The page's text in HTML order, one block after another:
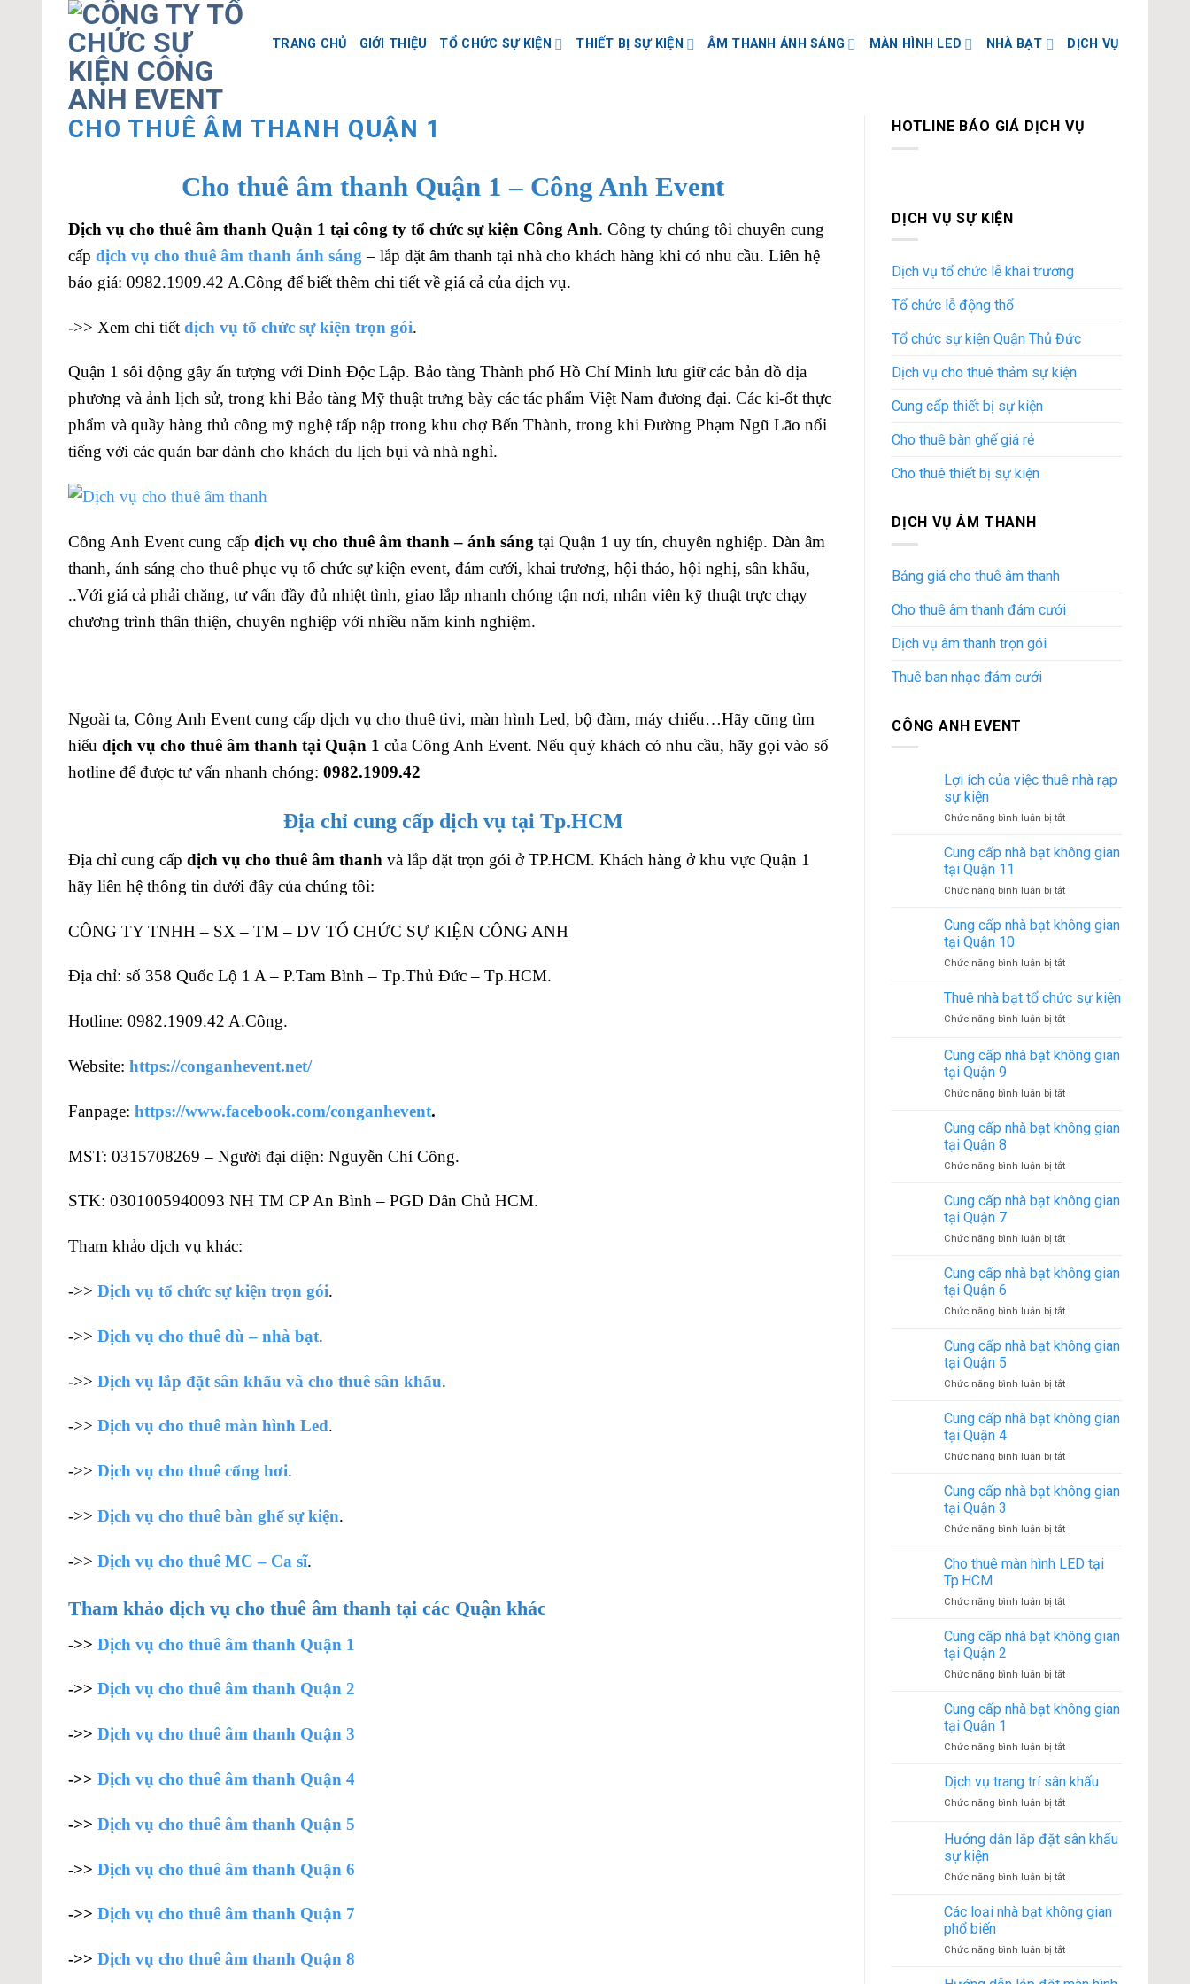
content
TRANG CHỦ GIỚI THIỆU TỔ CHỨC SỰ KIỆN THIẾT BỊ SỰ KIỆN ÂM THANH ÁNH SÁNG MÀN HÌNH LED NHÀ BẠT DỊCH VỤ
CHO THUÊ ÂM THANH QUẬN 1
Cho thuê âm thanh Quận 1 – Công Anh Event
Dịch vụ cho thuê âm thanh Quận 1 tại công ty tổ chức sự kiện Công Anh. Công ty chúng tôi chuyên cung
cấp dịch vụ cho thuê âm thanh ánh sáng – lắp đặt âm thanh tại nhà cho khách hàng khi có nhu cầu. Liên hệ
báo giá: 0982.1909.42 A.Công để biết thêm chi tiết về giá cả của dịch vụ.
->> Xem chi tiết dịch vụ tổ chức sự kiện trọn gói.
Quận 1 sôi động gây ấn tượng với Dinh Độc Lập. Bảo tàng Thành phố Hồ Chí Minh lưu giữ các bản đồ địa
phương và ảnh lịch sử, trong khi Bảo tàng Mỹ thuật trưng bày các tác phẩm Việt Nam đương đại. Các ki-ốt thực
phẩm và quầy hàng thủ công mỹ nghệ tấp nập trong khu chợ Bến Thành, trong khi Đường Phạm Ngũ Lão nổi
tiếng với các quán bar dành cho khách du lịch bụi và nhà nghỉ.
Công Anh Event cung cấp dịch vụ cho thuê âm thanh – ánh sáng tại Quận 1 uy tín, chuyên nghiệp. Dàn âm
thanh, ánh sáng cho thuê phục vụ tổ chức sự kiện event, đám cưới, khai trương, hội thảo, hội nghị, sân khấu,
..Với giá cả phải chăng, tư vấn đầy đủ nhiệt tình, giao lắp nhanh chóng tận nơi, nhân viên kỹ thuật trực chạy
chương trình thân thiện, chuyên nghiệp với nhiều năm kinh nghiệm.
Ngoài ta, Công Anh Event cung cấp dịch vụ cho thuê tivi, màn hình Led, bộ đàm, máy chiếu…Hãy cũng tìm
hiểu dịch vụ cho thuê âm thanh tại Quận 1 của Công Anh Event. Nếu quý khách có nhu cầu, hãy gọi vào số
hotline để được tư vấn nhanh chóng: 0982.1909.42
Địa chỉ cung cấp dịch vụ tại Tp.HCM
Địa chỉ cung cấp dịch vụ cho thuê âm thanh và lắp đặt trọn gói ở TP.HCM. Khách hàng ở khu vực Quận 1
hãy liên hệ thông tin dưới đây của chúng tôi:
CÔNG TY TNHH – SX – TM – DV TỔ CHỨC SỰ KIỆN CÔNG ANH
Địa chỉ: số 358 Quốc Lộ 1 A – P.Tam Bình – Tp.Thủ Đức – Tp.HCM.
Hotline: 0982.1909.42 A.Công.
Website: https://conganhevent.net/
Fanpage: https://www.facebook.com/conganhevent.
MST: 0315708269 – Người đại diện: Nguyễn Chí Công.
STK: 0301005940093 NH TM CP An Bình – PGD Dân Chủ HCM.
Tham khảo dịch vụ khác:
->> Dịch vụ tổ chức sự kiện trọn gói.
->> Dịch vụ cho thuê dù – nhà bạt.
->> Dịch vụ lắp đặt sân khấu và cho thuê sân khấu.
->> Dịch vụ cho thuê màn hình Led.
->> Dịch vụ cho thuê cổng hơi.
->> Dịch vụ cho thuê bàn ghế sự kiện.
->> Dịch vụ cho thuê MC – Ca sĩ.
Tham khảo dịch vụ cho thuê âm thanh tại các Quận khác
->> Dịch vụ cho thuê âm thanh Quận 1
->> Dịch vụ cho thuê âm thanh Quận 2
->> Dịch vụ cho thuê âm thanh Quận 3
->> Dịch vụ cho thuê âm thanh Quận 4
->> Dịch vụ cho thuê âm thanh Quận 5
->> Dịch vụ cho thuê âm thanh Quận 6
->> Dịch vụ cho thuê âm thanh Quận 7
->> Dịch vụ cho thuê âm thanh Quận 8
HOTLINE BÁO GIÁ DỊCH VỤ
DỊCH VỤ SỰ KIỆN
Dịch vụ tổ chức lễ khai trương
Tổ chức lễ động thổ
Tổ chức sự kiện Quận Thủ Đức
Dịch vụ cho thuê thảm sự kiện
Cung cấp thiết bị sự kiện
Cho thuê bàn ghế giá rẻ
Cho thuê thiết bị sự kiện
DỊCH VỤ ÂM THANH
Bảng giá cho thuê âm thanh
Cho thuê âm thanh đám cưới
Dịch vụ âm thanh trọn gói
Thuê ban nhạc đám cưới
CÔNG ANH EVENT
Lợi ích của việc thuê nhà rạp
sự kiện
Chức năng bình luận bị tắtở
ích
thuê
rạp
Cung cấp nhà bạt không gian
tại Quận 11
Chức năng bình luận bị tắtở
cấp
không
tại
11
Cung cấp nhà bạt không gian
tại Quận 10
Chức năng bình luận bị tắtở
cấp
bạt
gian
10
Thuê nhà bạt tổ chức sự kiện
Chức năng bình luận bị tắtở
nhà
bạt
chức
kiện
Cung cấp nhà bạt không gian
tại Quận 9
Chức năng bình luận bị tắtở
cấp
không
tại
Cung cấp nhà bạt không gian
tại Quận 8
Chức năng bình luận bị tắtở
cấp
không
tại
Cung cấp nhà bạt không gian
tại Quận 7
Chức năng bình luận bị tắtở
cấp
không
tại
Cung cấp nhà bạt không gian
tại Quận 6
Chức năng bình luận bị tắtở
cấp
không
tại
Cung cấp nhà bạt không gian
tại Quận 5
Chức năng bình luận bị tắtở
cấp
không
tại
Cung cấp nhà bạt không gian
tại Quận 4
Chức năng bình luận bị tắtở
cấp
không
tại
Cung cấp nhà bạt không gian
tại Quận 3
Chức năng bình luận bị tắtở
cấp
không
tại
Cho thuê màn hình LED tại
Tp.HCM
Chức năng bình luận bị tắtở
thuê
màn
LED
Tp.HCM
Cung cấp nhà bạt không gian
tại Quận 2
Chức năng bình luận bị tắtở
cấp
không
tại
2
Cung cấp nhà bạt không gian
tại Quận 1
Chức năng bình luận bị tắtở
cấp
bạt
gian
1
Dịch vụ trang trí sân khấu
Chức năng bình luận bị tắtở
vụ
trang
sân
Hướng dẫn lắp đặt sân khấu
sự kiện
Chức năng bình luận bị tắtở
dẫn
lắp
sân
Các loại nhà bạt không gian
phổ biến
Chức năng bình luận bị tắtở
loại